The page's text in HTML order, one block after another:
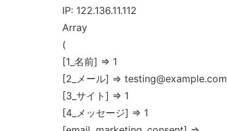
IP: 122.136.11.112
Array
(
[1_名前] => 1
[2_メール] => testing@example.com
[3_サイト] => 1
[4_メッセージ] => 1